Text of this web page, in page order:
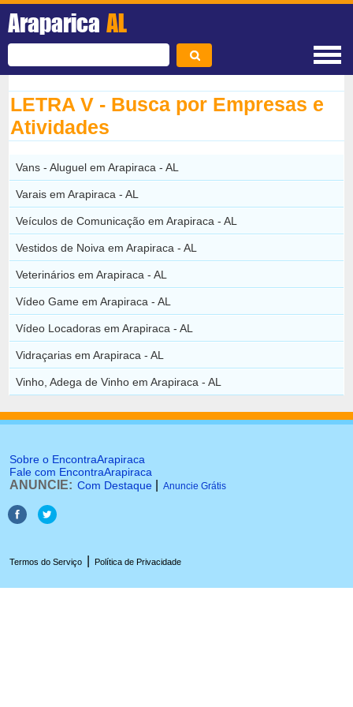
Araparica AL
LETRA V - Busca por Empresas e
Atividades
Vans - Aluguel em Arapiraca - AL
Varais em Arapiraca - AL
Veículos de Comunicação em Arapiraca - AL
Vestidos de Noiva em Arapiraca - AL
Veterinários em Arapiraca - AL
Vídeo Game em Arapiraca - AL
Vídeo Locadoras em Arapiraca - AL
Vidraçarias em Arapiraca - AL
Vinho, Adega de Vinho em Arapiraca - AL
Sobre o EncontraArapiraca
Fale com EncontraArapiraca
ANUNCIE: Com Destaque Anuncie Grátis
Termos do Serviço Política de Privacidade